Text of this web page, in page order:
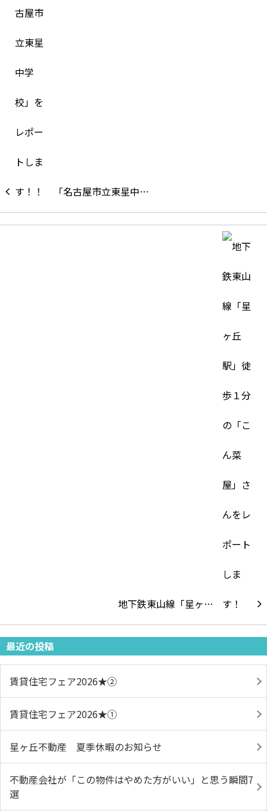
「名古屋市立東星中…
地下鉄東山線「星ヶ…
最近の投稿
賃貸住宅フェア2026★➁
賃貸住宅フェア2026★①
星ヶ丘不動産 夏季休暇のお知らせ
不動産会社が「この物件はやめた方がいい」と思う瞬間7
選